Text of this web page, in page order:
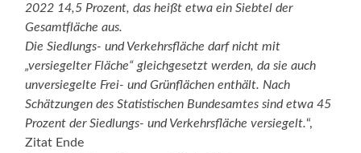
2022 14,5 Prozent, das heißt etwa ein Siebtel der
Gesamtfläche aus.
Die Siedlungs- und Verkehrsfläche darf nicht mit
„versiegelter Fläche“ gleichgesetzt werden, da sie auch
unversiegelte Frei- und Grünflächen enthält. Nach
Schätzungen des Statistischen Bundesamtes sind etwa 45
Prozent der Siedlungs- und Verkehrsfläche versiegelt.“,
Zitat Ende